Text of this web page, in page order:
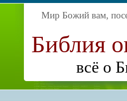
Мир Божий вам,
Библия
всё о